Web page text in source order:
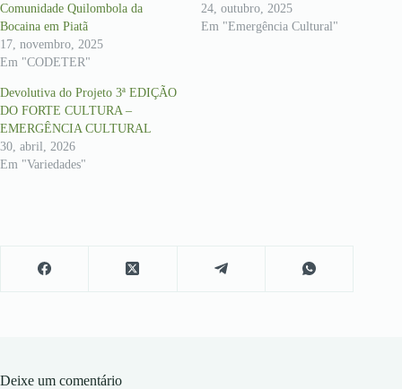
Comunidade Quilombola da
Bocaina em Piatã
17, novembro, 2025
Em "CODETER"
24, outubro, 2025
Em "Emergência Cultural"
Devolutiva do Projeto 3ª EDIÇÃO
DO FORTE CULTURA –
EMERGÊNCIA CULTURAL
30, abril, 2026
Em "Variedades"
Deixe um comentário